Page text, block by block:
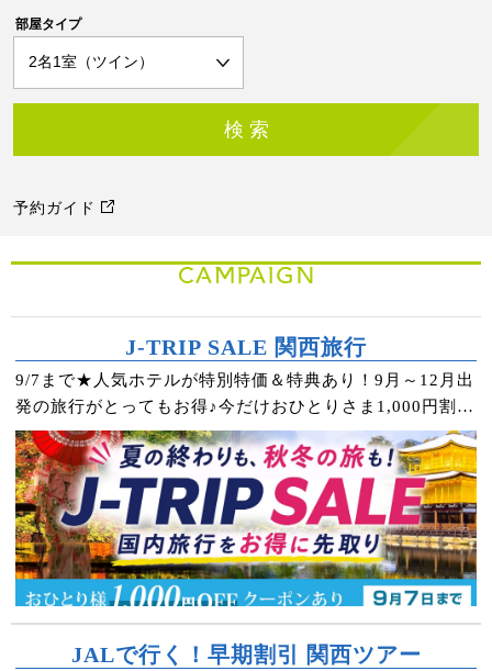
部屋タイプ
予約ガイド
CAMPAIGN
J-TRIP SALE 関西旅行
9/7まで★人気ホテルが特別特価＆特典あり！9月～12月出
発の旅行がとってもお得♪今だけおひとりさま1,000円割引
クーポンもプレゼント！
JALで行く！早期割引 関西ツアー